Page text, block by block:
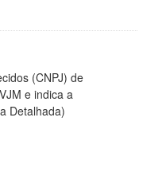
(CNPJ) de
e indica a
Detalhada)